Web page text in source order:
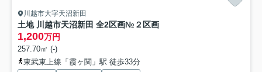
川越市大字天沼新田
土地 川越市天沼新田 全2区画№２区画
1,200万円
257.70㎡ (-)
東武東上線「霞ヶ関」駅 徒歩33分